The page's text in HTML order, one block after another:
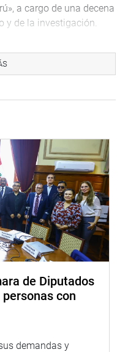
a cargo de una decena
y de la investigación.
de Diputados
con
demandas y